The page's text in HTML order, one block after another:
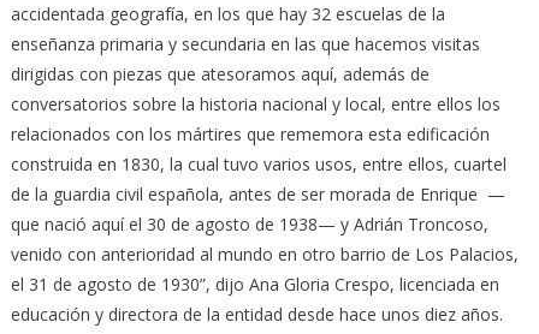
accidentada geografía, en los que hay 32 escuelas de la
enseñanza primaria y secundaria en las que hacemos visitas
dirigidas con piezas que atesoramos aquí, además de
conversatorios sobre la historia nacional y local, entre ellos los
relacionados con los mártires que rememora esta edificación
construida en 1830, la cual tuvo varios usos, entre ellos, cuartel
de la guardia civil española, antes de ser morada de Enrique —
que nació aquí el 30 de agosto de 1938— y Adrián Troncoso,
venido con anterioridad al mundo en otro barrio de Los Palacios,
el 31 de agosto de 1930”, dijo Ana Gloria Crespo, licenciada en
educación y directora de la entidad desde hace unos diez años.